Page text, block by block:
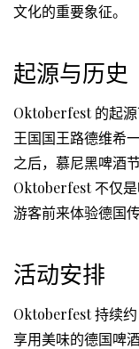
文化的重要象征。
起源与历史
Oktoberfest 的起源
王国国王路德维希
之后，慕尼黑啤酒
Oktoberfest 不仅
游客前来体验德国
活动安排
Oktoberfest 持续
享用美味的德国啤